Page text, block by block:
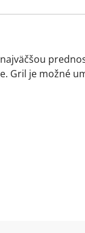
Gril je možné